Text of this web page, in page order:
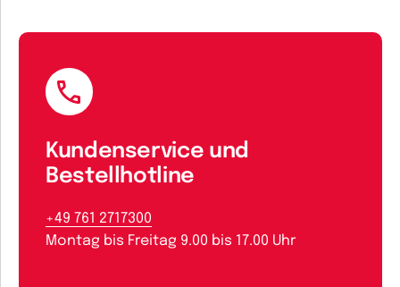
Kundenservice und
Bestellhotline
+49 761 2717300
Montag bis Freitag 9.00 bis 17.00 Uhr